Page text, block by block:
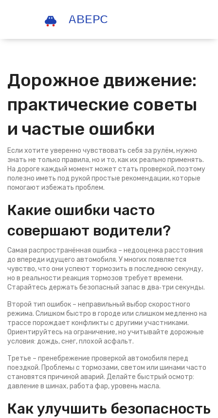
Дорожное движение:
практические советы
и частые ошибки
Если хотите уверенно чувствовать себя за рулём, нужно
знать не только правила, но и то, как их реально применять.
На дороге каждый момент может стать проверкой, поэтому
полезно иметь под рукой простые рекомендации, которые
помогают избежать проблем.
Какие ошибки часто
совершают водители?
Самая распространённая ошибка – недооценка расстояния
до впереди идущего автомобиля. У многих появляется
чувство, что они успеют тормозить в последнюю секунду,
но в реальности реакция тормозов требует времени.
Старайтесь держать безопасный запас в два‑три секунды.
Второй тип ошибок – неправильный выбор скоростного
режима. Слишком быстро в городе или слишком медленно на
трассе порождает конфликты с другими участниками.
Ориентируйтесь на ограничение, но учитывайте дорожные
условия: дождь, снег, плохой асфальт.
Третье – пренебрежение проверкой автомобиля перед
поездкой. Проблемы с тормозами, светом или шинами часто
становятся причиной аварий. Делайте быстрый осмотр:
давление в шинах, работа фар, уровень масла.
Как улучшить безопасность